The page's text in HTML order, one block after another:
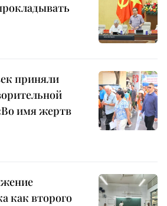
приняли
имя жертв
как второго